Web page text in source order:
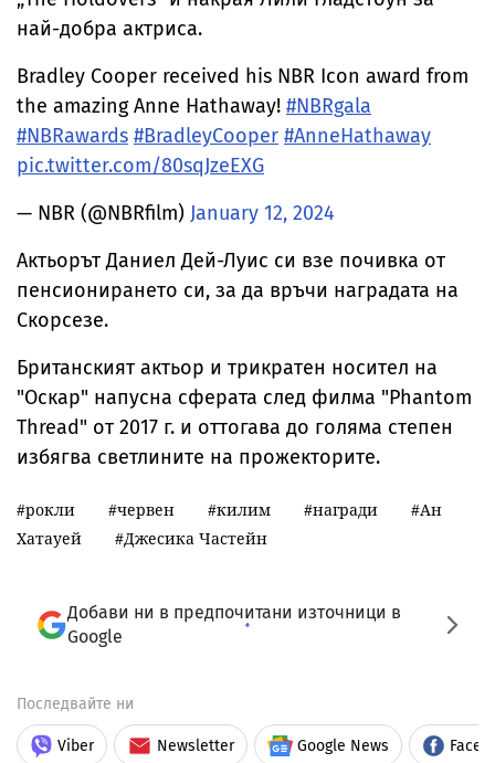
най-добра актриса.
Bradley Cooper received his NBR Icon award from
the amazing Anne Hathaway! #NBRgala
#NBRawards #BradleyCooper #AnneHathaway
pic.twitter.com/80sqJzeEXG
— NBR (@NBRfilm) January 12, 2024
Актьорът Даниел Дей-Луис си взе почивка от
пенсионирането си, за да връчи наградата на
Скорсезе.
Британският актьор и трикратен носител на
"Оскар" напусна сферата след филма "Phantom
Thread" от 2017 г. и оттогава до голяма степен
избягва светлините на прожекторите.
рокли червен килим награди
Ан
Хатауей
Джесика Частейн
Добави ни в предпочитани източници в
Google
Последвайте ни
Viber Newsletter Google News